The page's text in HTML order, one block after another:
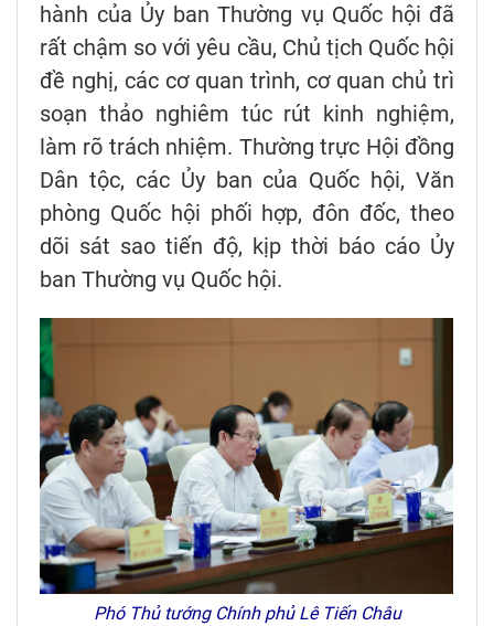
hành của Ủy ban Thường vụ Quốc hội đã
rất chậm so với yêu cầu, Chủ tịch Quốc hội
đề nghị, các cơ quan trình, cơ quan chủ trì
soạn thảo nghiêm túc rút kinh nghiệm,
làm rõ trách nhiệm. Thường trực Hội đồng
Dân tộc, các Ủy ban của Quốc hội, Văn
phòng Quốc hội phối hợp, đôn đốc, theo
dõi sát sao tiến độ, kịp thời báo cáo Ủy
ban Thường vụ Quốc hội.
Phó Thủ tướng Chính phủ Lê Tiến Châu